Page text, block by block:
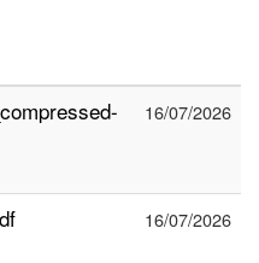
16/07/2026
16/07/2026